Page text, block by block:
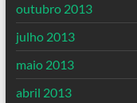
outubro 2013
julho 2013
maio 2013
abril 2013